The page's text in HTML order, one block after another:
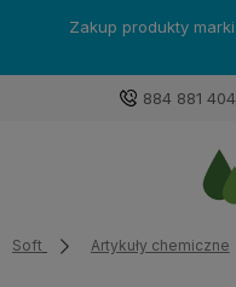
Zakup produkty marki
884 881 404
Soft Artykuły chemiczne